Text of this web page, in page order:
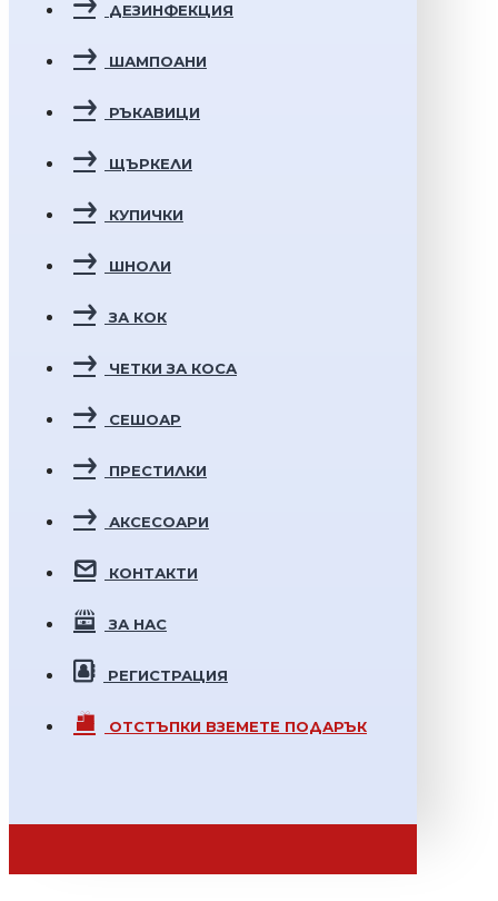
ДЕЗИНФЕКЦИЯ
ШАМПОАНИ
РЪКАВИЦИ
ЩЪРКЕЛИ
КУПИЧКИ
ШНОЛИ
ЗА КОК
ЧЕТКИ ЗА КОСА
СЕШОАР
ПРЕСТИЛКИ
АКСЕСОАРИ
КОНТАКТИ
ЗА НАС
РЕГИСТРАЦИЯ
ОТСТЪПКИ ВЗЕМЕТЕ ПОДАРЪК